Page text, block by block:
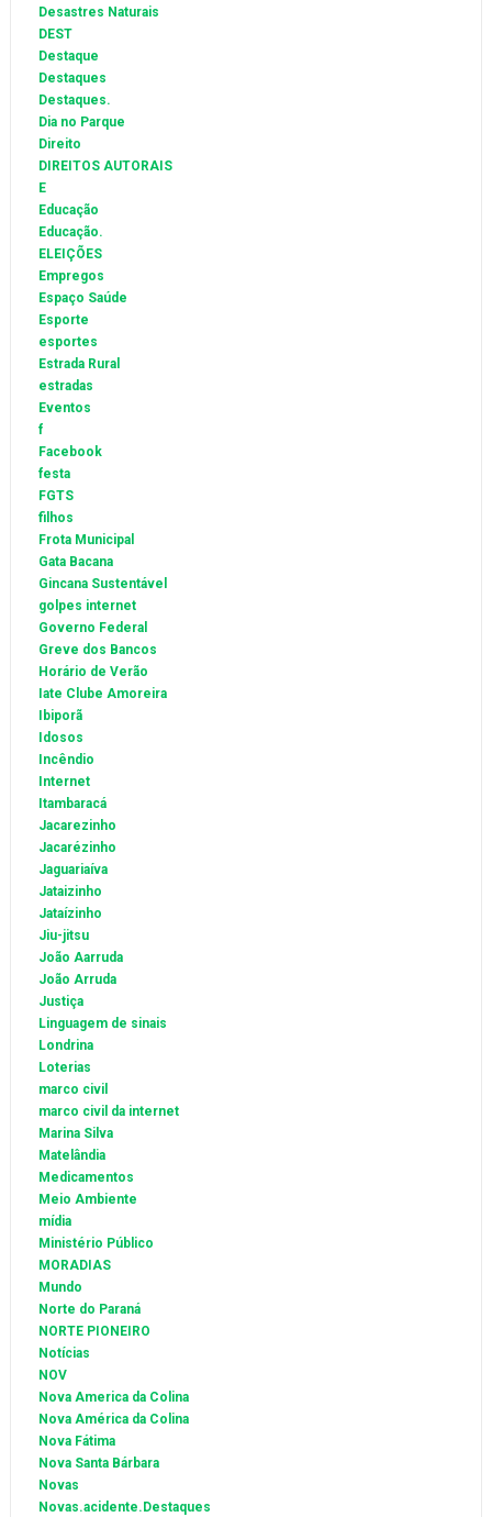
Desastres Naturais
DEST
Destaque
Destaques
Destaques.
Dia no Parque
Direito
DIREITOS AUTORAIS
E
Educação
Educação.
ELEIÇÕES
Empregos
Espaço Saúde
Esporte
esportes
Estrada Rural
estradas
Eventos
f
Facebook
festa
FGTS
filhos
Frota Municipal
Gata Bacana
Gincana Sustentável
golpes internet
Governo Federal
Greve dos Bancos
Horário de Verão
Iate Clube Amoreira
Ibiporã
Idosos
Incêndio
Internet
Itambaracá
Jacarezinho
Jacarézinho
Jaguariaíva
Jataizinho
Jataízinho
Jiu-jitsu
João Aarruda
João Arruda
Justiça
Linguagem de sinais
Londrina
Loterias
marco civil
marco civil da internet
Marina Silva
Matelândia
Medicamentos
Meio Ambiente
mídia
Ministério Público
MORADIAS
Mundo
Norte do Paraná
NORTE PIONEIRO
Notícias
NOV
Nova America da Colina
Nova América da Colina
Nova Fátima
Nova Santa Bárbara
Novas
Novas.acidente.Destaques